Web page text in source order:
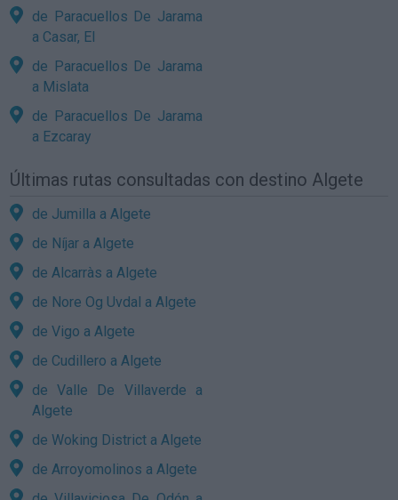
de Paracuellos De Jarama
a Casar, El
de Paracuellos De Jarama
a Mislata
de Paracuellos De Jarama
a Ezcaray
Últimas rutas consultadas con destino Algete
de Jumilla a Algete
de Níjar a Algete
de Alcarràs a Algete
de Nore Og Uvdal a Algete
de Vigo a Algete
de Cudillero a Algete
de Valle De Villaverde a
Algete
de Woking District a Algete
de Arroyomolinos a Algete